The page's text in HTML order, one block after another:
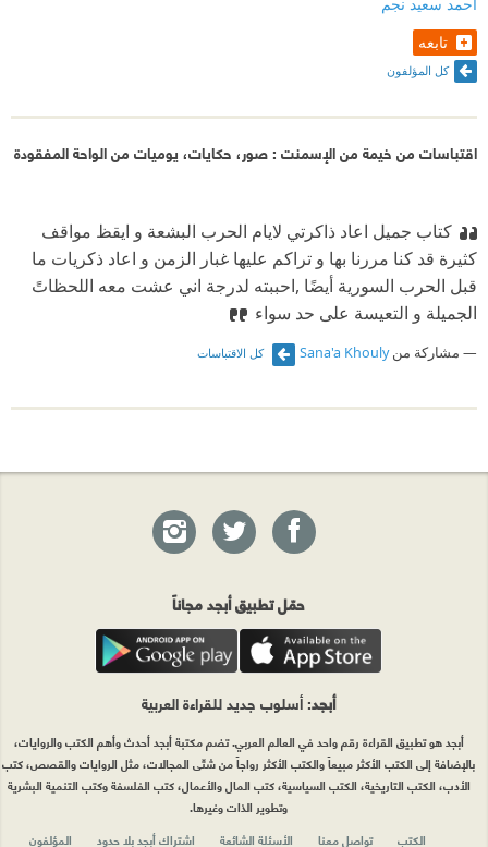
تابعه
كل المؤلفون
اقتباسات من خيمة من الإسمنت : صور، حكايات، يوميات من الواحة المفقودة
كتاب جميل اعاد ذاكرتي لايام الحرب البشعة و ايقظ مواقف
كثيرة قد كنا مررنا بها و تراكم عليها غبار الزمن و اعاد ذكريات ما
قبل الحرب السورية أيضًا ,احببته لدرجة اني عشت معه اللحظاتً
الجميلة و التعيسة على حد سواء
مشاركة منSana'a Khouly كل الاقتباسات
حمّل تطبيق أبجد مجاناً
أبجد: أسلوب جديد للقراءة العربية
أبجد هو تطبيق القراءة رقم واحد في العالم العربي. تضم مكتبة أبجد أحدث وأهم الكتب والروايات،
بالإضافة إلى الكتب الأكثر مبيعاً والكتب الأكثر رواجاً من شتّى المجالات، مثل الروايات والقصص، كتب
الأدب، الكتب التاريخية، الكتب السياسية، كتب المال والأعمال، كتب الفلسفة وكتب التنمية البشرية
وتطوير الذات وغيرها.
الكتب
تواصل معنا الأسئلة الشائعة اشتراك أبجد بلا حدود المؤلفون